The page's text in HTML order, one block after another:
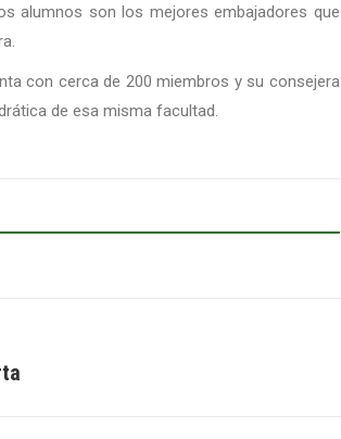
alumnos son los mejores embajadores que
con cerca de 200 miembros y su consejera
de esa misma facultad.